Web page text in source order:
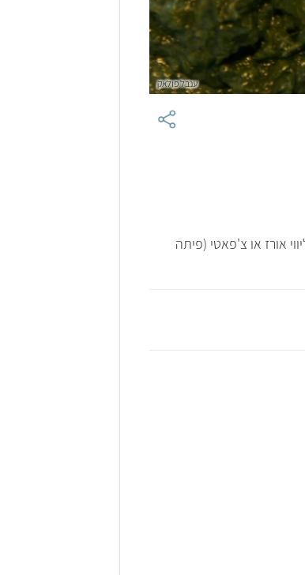
ענבל פולאק
אורז או צ'פאטי (פיתה